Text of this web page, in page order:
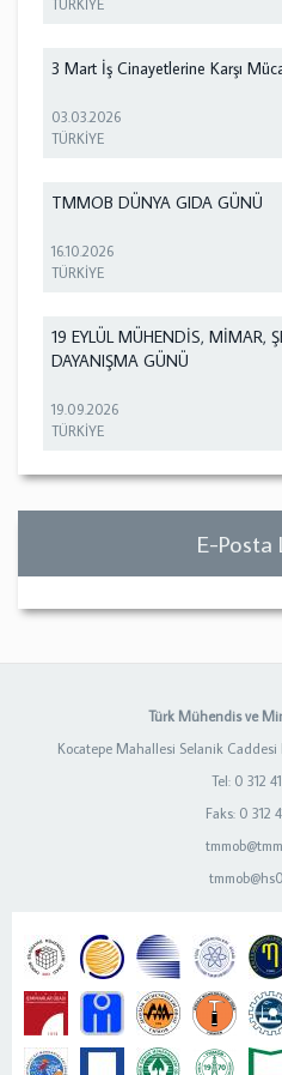
TÜRKİYE
3 Mart İş Cinayetlerine Karşı
03.03.2026
TÜRKİYE
TMMOB DÜNYA GIDA GÜNÜ
16.10.2026
TÜRKİYE
19 EYLÜL MÜHENDİS, MİMAR,
DAYANIŞMA GÜNÜ
19.09.2026
TÜRKİYE
E-Posta
Türk Mühendis ve
Kocatepe Mahallesi Selanik Caddesi
Tel: 0 312
Faks: 0 312